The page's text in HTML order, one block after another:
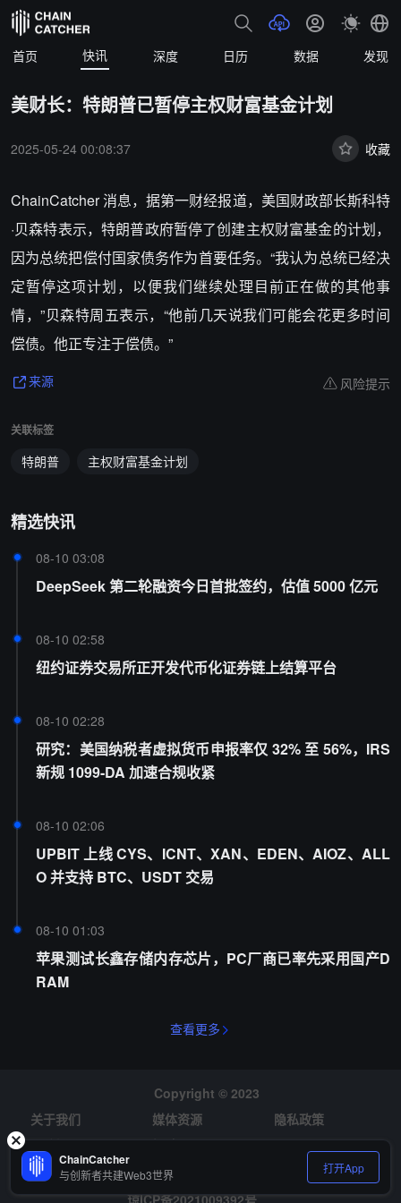
首页 快讯 深度 日历 数据 发现
美财长：特朗普已暂停主权财富基金计划
2025-05-24 00:08:37 收藏
ChainCatcher 消息，据第一财经报道，美国财政部长斯科特
·贝森特表示，特朗普政府暂停了创建主权财富基金的计划，
因为总统把偿付国家债务作为首要任务。“我认为总统已经决
定暂停这项计划，以便我们继续处理目前正在做的其他事
情，”贝森特周五表示，“他前几天说我们可能会花更多时间
偿债。他正专注于偿债。”
来源 风险提示
关联标签
特朗普 主权财富基金计划
精选快讯
08-10 03:08
DeepSeek 第二轮融资今日首批签约，估值 5000 亿元
08-10 02:58
纽约证券交易所正开发代币化证券链上结算平台
08-10 02:28
研究：美国纳税者虚拟货币申报率仅 32% 至 56%，IRS
新规 1099-DA 加速合规收紧
08-10 02:06
UPBIT 上线 CYS、ICNT、XAN、EDEN、AIOZ、ALL
O 并支持 BTC、USDT 交易
08-10 01:03
苹果测试长鑫存储内存芯片，PC厂商已率先采用国产D
RAM
查看更多
Copyright © 2023
关于我们
媒体资源
隐私政策
风险提示
招聘
琼ICP备2021009392号
ChainCatcher
与创新者共建Web3世界 打开App